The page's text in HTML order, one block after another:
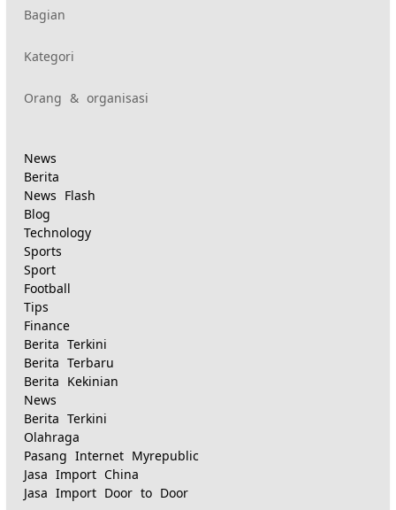
Demikian
pula
konten
yang
ditandai:
Bagian
Kategori
Orang & organisasi
News
Berita
News Flash
Blog
Technology
Sports
Sport
Football
Tips
Finance
Berita Terkini
Berita Terbaru
Berita Kekinian
News
Berita Terkini
Olahraga
Pasang Internet Myrepublic
Jasa Import China
Jasa Import Door to Door